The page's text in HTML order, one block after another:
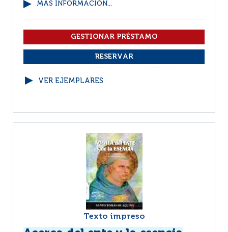
MÁS INFORMACIÓN...
VER EJEMPLARES
Texto impreso